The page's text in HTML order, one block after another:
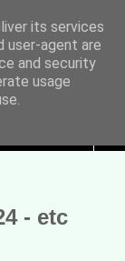
- etc
its services
user-agent are
and security
usage